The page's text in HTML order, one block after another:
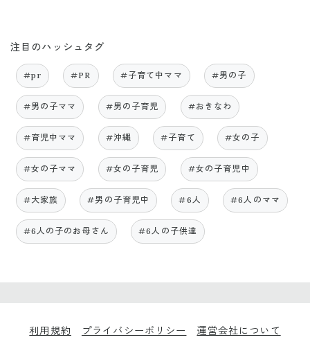
注目のハッシュタグ
#pr #PR #子育て中ママ #男の子
#男の子ママ #男の子育児 #おきなわ
#育児中ママ #沖縄 #子育て #女の子
#女の子ママ #女の子育児 #女の子育児中
#大家族 #男の子育児中 #6人 #6人のママ
#6人の子のお母さん #6人の子供達
利用規約 プライバシーポリシー 運営会社について